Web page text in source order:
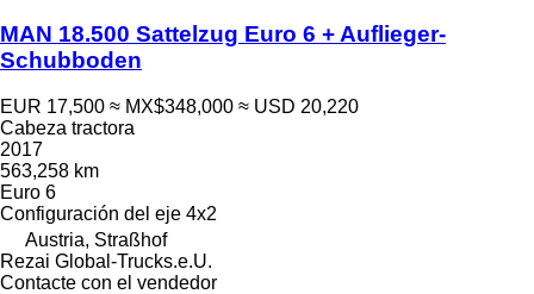
MAN 18.500 Sattelzug Euro 6 + Auflieger-
Schubboden
EUR 17,500 ≈ MX$348,000 ≈ USD 20,220
Cabeza tractora
2017
563,258 km
Euro 6
Configuración del eje 4x2
Austria, Straßhof
Rezai Global-Trucks.e.U.
Contacte con el vendedor